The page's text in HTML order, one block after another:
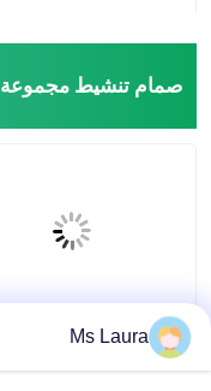
صمام تنشيط مجموعة MDF
في القدرة على التوريد
Ms Laura